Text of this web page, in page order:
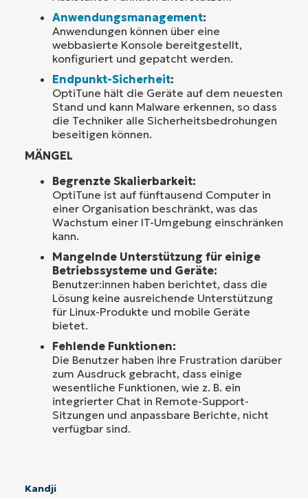
Anwendungsmanagement:
Anwendungen können über eine
webbasierte Konsole bereitgestellt,
konfiguriert und gepatcht werden.
Endpunkt-Sicherheit:
OptiTune hält die Geräte auf dem neuesten
Stand und kann Malware erkennen, so dass
die Techniker alle Sicherheitsbedrohungen
beseitigen können.
MÄNGEL
Begrenzte Skalierbarkeit:
OptiTune ist auf fünftausend Computer in
einer Organisation beschränkt, was das
Wachstum einer IT-Umgebung einschränken
kann.
Mangelnde Unterstützung für einige
Betriebssysteme und Geräte:
Benutzer:innen haben berichtet, dass die
Lösung keine ausreichende Unterstützung
für Linux-Produkte und mobile Geräte
bietet.
Fehlende Funktionen:
Die Benutzer haben ihre Frustration darüber
zum Ausdruck gebracht, dass einige
wesentliche Funktionen, wie z. B. ein
integrierter Chat in Remote-Support-
Sitzungen und anpassbare Berichte, nicht
verfügbar sind.
Kandji